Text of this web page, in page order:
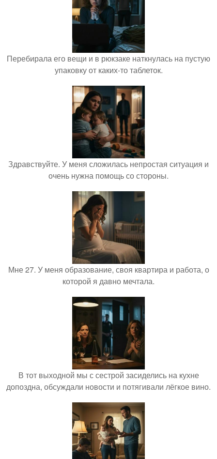
Перебирала его вещи и в рюкзаке наткнулась на пустую
упаковку от каких-то таблеток.
Здравствуйте. У меня сложилась непростая ситуация и
очень нужна помощь со стороны.
Мне 27. У меня образование, своя квартира и работа, о
которой я давно мечтала.
В тот выходной мы с сестрой засиделись на кухне
допоздна, обсуждали новости и потягивали лёгкое вино.